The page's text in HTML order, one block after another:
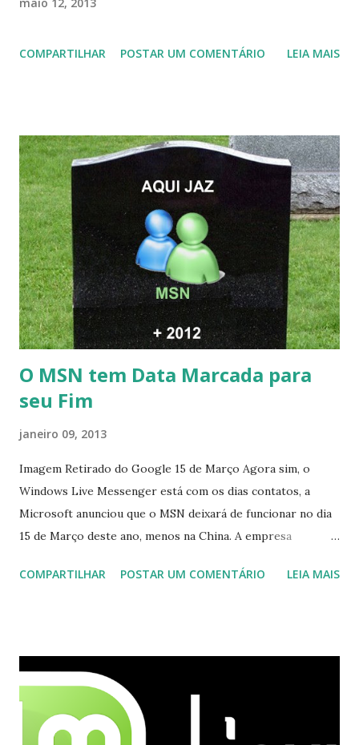
maio 12, 2013
COMPARTILHAR POSTAR UM COMENTÁRIO LEIA MAIS
O MSN tem Data Marcada para
seu Fim
janeiro 09, 2013
Imagem Retirado do Google 15 de Março Agora sim, o
Windows Live Messenger está com os dias contatos, a
Microsoft anunciou que o MSN deixará de funcionar no dia
15 de Março deste ano, menos na China. A empresa
integrado com o serviço do MSN, segundo a empresa, os
o Windows Live (assim como muitos profissionais de TI) ,
mesmo na versão para Linux, claro, sempre existem outras
opções e o Pidgin, que se mostra como opção.
COMPARTILHAR POSTAR UM COMENTÁRIO LEIA MAIS